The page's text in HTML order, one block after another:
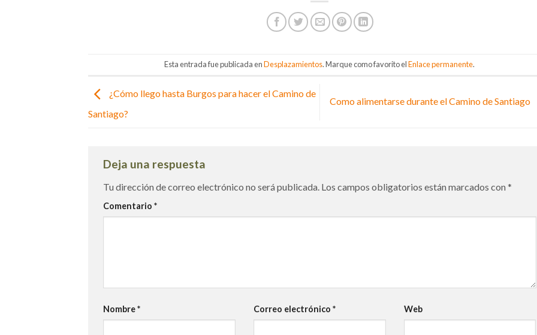
Esta entrada fue publicada enDesplazamientos. Marque como favorito elEnlace permanente.
¿Cómo llego hasta Burgos para hacer el Camino de
Santiago?
Como alimentarse durante el Camino de Santiago
Deja una respuesta
Tu dirección de correo electrónico no será publicada. Los campos obligatorios están marcados con *
Comentario *
Nombre* Correo electrónico * Web